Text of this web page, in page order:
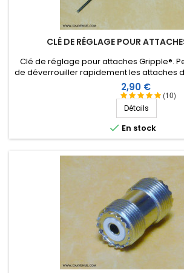
CLÉ DE RÉGLAGE POUR
(10)
Clé de réglage pour attaches Gripple®.
de déverrouiller rapidement les attaches
isolant de 2,6 ou 3 mm.
Prix
2,90 €
Détails
 En stock